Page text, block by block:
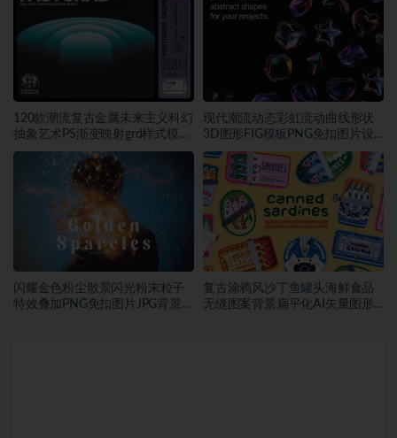
120款潮流复古金属未来主义科幻
抽象艺术PS渐变映射grd样式模板
素材
现代潮流动态彩虹流动曲线形状
3D图形FIG模板PNG免扣图片设
计素材
闪耀金色粉尘散景闪光粉末粒子
特效叠加PNG免扣图片JPG背景素
复古涂鸦风沙丁鱼罐头海鲜食品
无缝图案背景扁平化AI矢量图形